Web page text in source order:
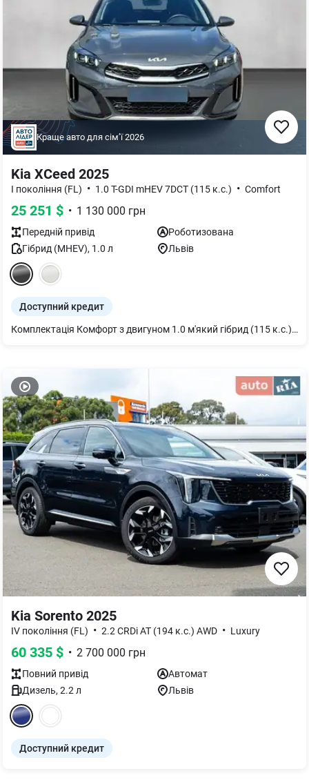
Краще авто для сімʼї 2026
Kia XCeed 2025
І покоління (FL) • 1.0 T-GDI mHEV 7DCT (115 к.с.) • Comfort
25 251 $ • 1 130 000 грн
Передній привід
Роботизована
Гібрид (MHEV), 1.0 л Львів
Доступний кредит
Комплектація Комфорт з двигуном 1.0 м'який гібрид (115 к.с.) Також, доступна механічна КПП.
Kia Sorento 2025
IV покоління (FL) • 2.2 CRDi AT (194 к.с.) AWD • Luxury
60 335 $ • 2 700 000 грн
Повний привід
Автомат
Дизель, 2.2л Львів
Доступний кредит